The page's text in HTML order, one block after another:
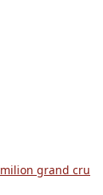
grand cru